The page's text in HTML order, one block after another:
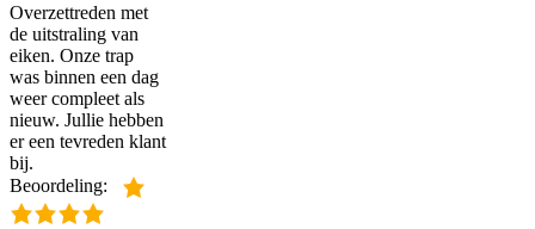
Overzettreden met
de uitstraling van
eiken. Onze trap
was binnen een dag
weer compleet als
nieuw. Jullie hebben
er een tevreden klant
bij.
Beoordeling: